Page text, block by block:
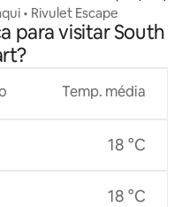
• Rivulet Escape
para visitar South
Temp. média
18 °C
18 °C